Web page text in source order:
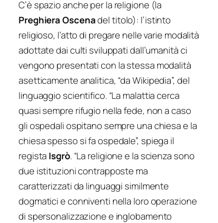
C’è spazio anche per la religione (la
Preghiera Oscenadel titolo): l’istinto
religioso, l’atto di pregare nelle varie modalità
adottate dai culti sviluppati dall’umanità ci
vengono presentati con la stessa modalità
asetticamente analitica, “da Wikipedia”, del
linguaggio scientifico. “La malattia cerca
quasi sempre rifugio nella fede, non a caso
gli ospedali ospitano sempre una chiesa e la
chiesa spesso si fa ospedale”, spiega il
regista Isgrò. “La religione e la scienza sono
due istituzioni contrapposte ma
caratterizzati da linguaggi similmente
dogmatici e conniventi nella loro operazione
di spersonalizzazione e inglobamento